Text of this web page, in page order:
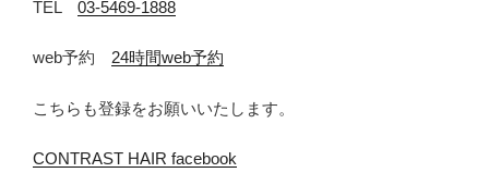
TEL 03-5469-1888
web予約 24時間web予約
こちらも登録をお願いいたします。
CONTRAST HAIR facebook